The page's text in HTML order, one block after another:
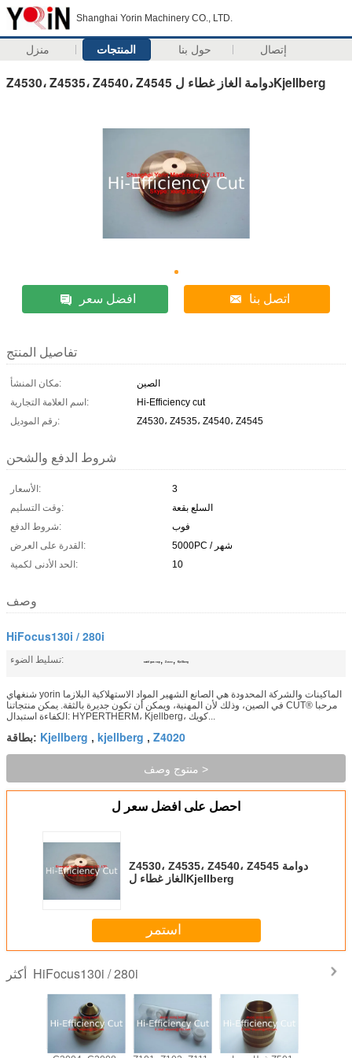
Shanghai Yorin Machinery CO., LTD.
منزل المنتجات حول بنا إتصال
Z4530، Z4535، Z4540، Z4545 دوامة الغاز غطاء لKjellberg
افضل سعر اتصل بنا
تفاصيل المنتج
مكان المنشأ:
الصين
اسم العلامة التجارية:
Hi-Efficiency cut
رقم الموديل:
Z4530، Z4535، Z4540، Z4545
شروط الدفع والشحن
الأسعار:
3
وقت التسليم:
السلع بقعة
شروط الدفع:
فوب
القدرة على العرض:
5000PC / شهر
الحد الأدنى لكمية:
10
وصف
HiFocus130i / 280i
تسليط الضوء: swirl gas cap , Z4530 , Kjellberg
شنغهاي yorin الماكينات والشركة المحدودة هي الصانع الشهير المواد الاستهلاكية البلازما
في الصين، وذلك لأن المهنية، ويمكن أن تكون جديرة بالثقة. يمكن منتجاتنا CUT® مرحبا
الكفاءة استبدال: HYPERTHERM، Kjellberg، كويك...
بطاقة: Kjellberg , kjellberg , Z4020
منتوج وصف >
احصل على افضل سعر ل
Z4530، Z4535، Z4540، Z4545 دوامة
الغاز غطاء لKjellberg
استمر
HiFocus130i / 280i